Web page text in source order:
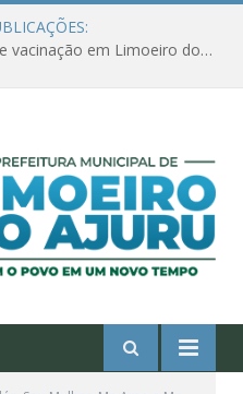
Amanhã começa nova etapa de vacinação em Limoeiro do Ajuru para idosos com 65 ou mais